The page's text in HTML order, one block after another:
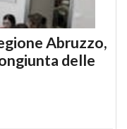
Abruzzo,
delle